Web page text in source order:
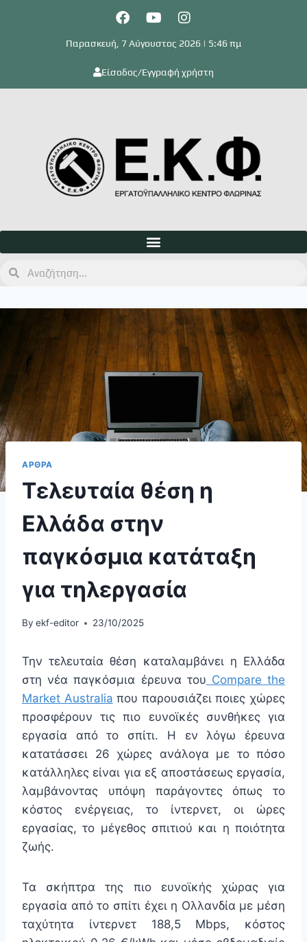
Παρασκευή, 7 Αύγουστος 2026 | 5:46 πμ
Είσοδος/Εγγραφή χρήστη
ΑΡΘΡΑ
Τελευταία θέση η
Ελλάδα στην
παγκόσμια κατάταξη
για τηλεργασία
By ekf-editor 23/10/2025
Την τελευταία θέση καταλαμβάνει η Ελλάδα
στη νέα παγκόσμια έρευνα του Compare the
Market Australia που παρουσιάζει ποιες χώρες
προσφέρουν τις πιο ευνοϊκές συνθήκες για
εργασία από το σπίτι. Η εν λόγω έρευνα
κατατάσσει 26 χώρες ανάλογα με το πόσο
κατάλληλες είναι για εξ αποστάσεως εργασία,
λαμβάνοντας υπόψη παράγοντες όπως το
κόστος ενέργειας, το ίντερνετ, οι ώρες
εργασίας, το μέγεθος σπιτιού και η ποιότητα
ζωής.
Τα σκήπτρα της πιο ευνοϊκής χώρας για
εργασία από το σπίτι έχει η Ολλανδία με μέση
ταχύτητα ίντερνετ 188,5 Mbps, κόστος